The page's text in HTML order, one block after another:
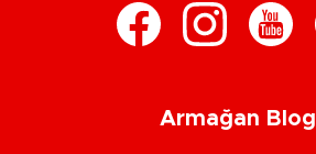
Armağan Blog